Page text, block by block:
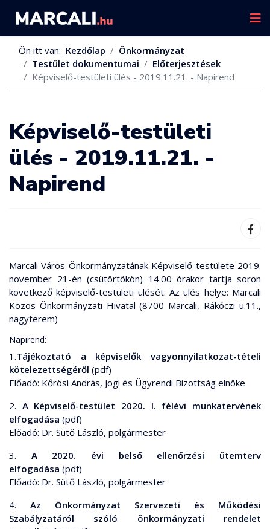
Ön itt van: Kezdőlap
Önkormányzat
Testület dokumentumai
Előterjesztések
Képviselő-testületi ülés - 2019.11.21. - Napirend
Képviselő-testületi
ülés - 2019.11.21. -
Napirend
Marcali Város Önkormányzatának Képviselő-testülete 2019.
november 21-én (csütörtökön) 14.00 órakor tartja soron
következő képviselő-testületi ülését. Az ülés helye: Marcali
Közös Önkormányzati Hivatal (8700 Marcali, Rákóczi u.11.,
nagyterem)
Napirend:
1.Tájékoztató a képviselők vagyonnyilatkozat-tételi
kötelezettségéről (pdf)
Előadó: Kőrösi András, Jogi és Ügyrendi Bizottság elnöke
2. A Képviselő-testület 2020. I. félévi munkatervének
elfogadása (pdf)
Előadó: Dr. Sütő László, polgármester
3. A 2020. évi belső ellenőrzési ütemterv
elfogadása (pdf)
Előadó: Dr. Sütő László, polgármester
4. Az Önkormányzat Szervezeti és Működési
Szabályzatáról szóló önkormányzati rendelet